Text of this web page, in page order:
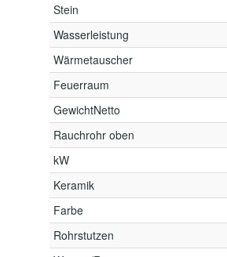
Stein
Wasserleistung
Wärmetauscher
Feuerraum
GewichtNetto
Rauchrohr oben
kW
Keramik
Farbe
Rohrstutzen